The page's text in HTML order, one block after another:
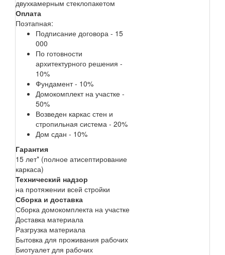
двухкамерным стеклопакетом
Оплата
Поэтапная:
Подписание договора - 15
000
По готовности
архитектурного решения -
10%
Фундамент - 10%
Домокомплект на участке -
50%
Возведен каркас стен и
стропильная система - 20%
Дом сдан - 10%
Гарантия
15 лет* (полное атисептирование
каркаса)
Технический надзор
на протяжении всей стройки
Сборка и доставка
Сборка домокомплекта на участке
Доставка материала
Разгрузка материала
Бытовка для проживания рабочих
Биотуалет для рабочих